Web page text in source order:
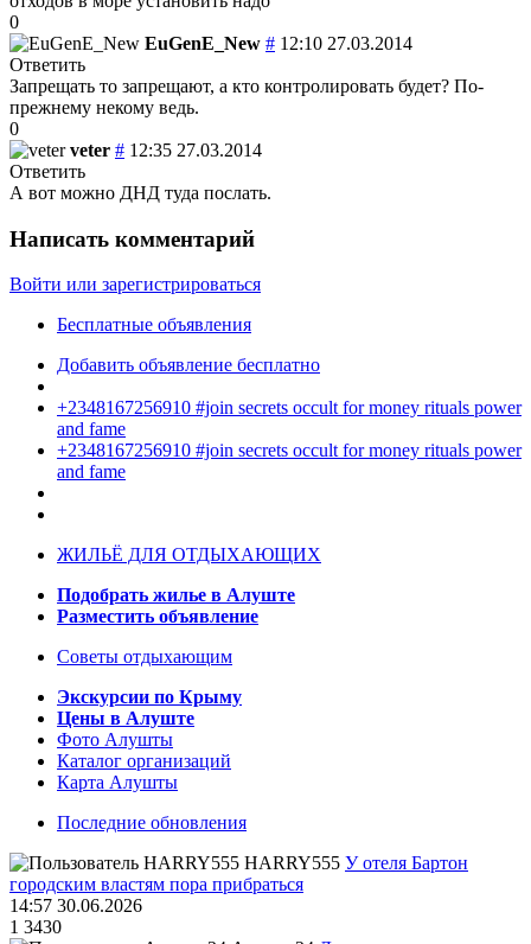
0
EuGenE_New # 12:10 27.03.2014
Ответить
Запрещать то запрещают, а кто контролировать будет? По-
прежнему некому ведь.
0
veter # 12:35 27.03.2014
Ответить
А вот можно ДНД туда послать.
Написать комментарий
Войти или зарегистрироваться
Бесплатные объявления
Добавить объявление бесплатно
+2348167256910 #join secrets occult for money rituals power
and fame
+2348167256910 #join secrets occult for money rituals power
and fame
ЖИЛЬЁ ДЛЯ ОТДЫХАЮЩИХ
Подобрать жилье в Алуште
Разместить объявление
Советы отдыхающим
Экскурсии по Крыму
Цены в Алуште
Фото Алушты
Каталог организаций
Карта Алушты
Последние обновления
HARRY555 У отеля Бартон
городским властям пора прибраться
14:57 30.06.2026
1 3430